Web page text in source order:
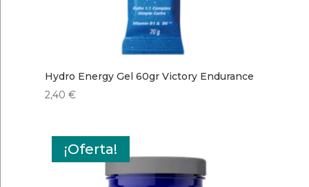
Hydro Energy Gel 60gr Victory Endurance
2,40 €
¡Oferta!